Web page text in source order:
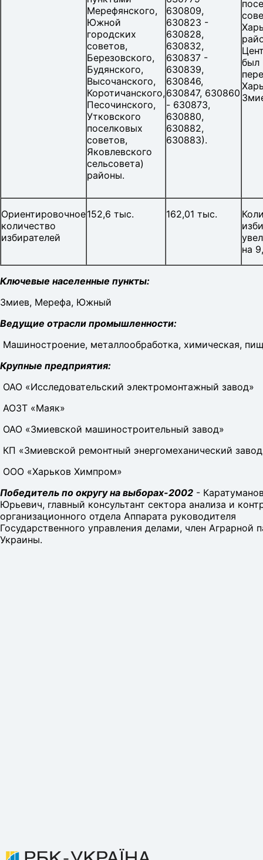
Мерефянского,
Южной
городских
советов,
Березовского,
Будянского,
Высочанского,
Коротичанского,
Песочинского,
Утковского
поселковых
советов,
Яковлевского
сельсовета)
районы.
630809,
630823 -
630828,
630832,
630837 -
630839,
630846,
630847, 630860
- 630873,
630880,
630882,
630883).
был
Ориентировочное
количество
избирателей
152,6 тыс. 162,01 тыс.
на
Ключевые населенные пункты:
Змиев, Мерефа, Южный
Ведущие отрасли промышленности:
Машиностроение, металлообработка, химическая,
Крупные предприятия:
ОАО «Исследовательский электромонтажный завод»
АОЗТ «Маяк»
ОАО «Змиевской машиностроительный завод»
КП «Змиевской ремонтный энергомеханический
ООО «Харьков Химпром»
Победитель по округу на выборах-2002 -
Юрьевич, главный консультант сектора анализа и
организационного отдела Аппарата руководителя
Государственного управления делами, член Аграрной
Украины.